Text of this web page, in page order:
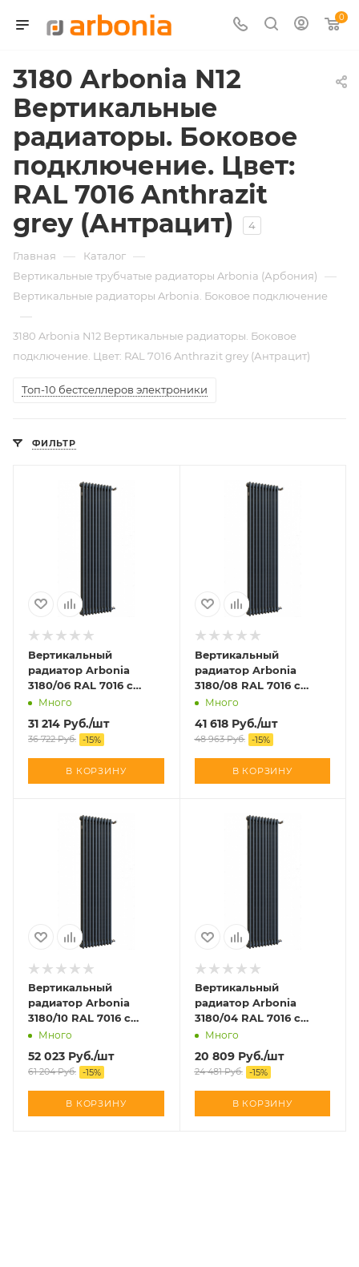
0
3180 Arbonia N12
Вертикальные
радиаторы. Боковое
подключение. Цвет:
RAL 7016 Anthrazit
grey (Антрацит)
4
Главная — Каталог —
Вертикальные трубчатые радиаторы Arbonia (Арбония) —
Вертикальные радиаторы Arbonia. Боковое подключение
—
3180 Arbonia N12 Вертикальные радиаторы. Боковое
подключение. Цвет: RAL 7016 Anthrazit grey (Антрацит)
Топ-10 бестселлеров электроники
ФИЛЬТР
Вертикальный
радиатор Arbonia
3180/06 RAL 7016 с
боковой подводкой
Много
31 214 Руб./шт
36 722Руб. -15%
В КОРЗИНУ
Вертикальный
радиатор Arbonia
3180/08 RAL 7016 с
боковой подводкой
Много
41 618Руб./шт
48 963Руб. -15%
В КОРЗИНУ
Вертикальный
радиатор Arbonia
3180/10 RAL 7016 с
боковой подводкой
Много
52 023 Руб./шт
61 204Руб. -15%
В КОРЗИНУ
Вертикальный
радиатор Arbonia
3180/04 RAL 7016 с
боковой подводкой
Много
20 809Руб./шт
24 481Руб. -15%
В КОРЗИНУ